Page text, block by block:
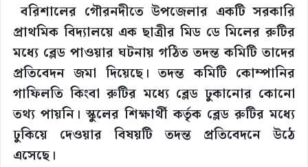
বরিশালের গৌরনদীতে উপজেলার একটি সরকারি
প্রাথমিক বিদ্যালয়ে এক ছাত্রীর মিড ডে মিলের রুটির
মধ্যে ব্লেড পাওয়ার ঘটনায় গঠিত তদন্ত কমিটি তাদের
প্রতিবেদন জমা দিয়েছে। তদন্ত কমিটি কোম্পানির
গাফিলতি কিংবা রুটির মধ্যে ব্লেড ঢুকানোর কোনো
তথ্য পায়নি। স্কুলের শিক্ষার্থী কর্তৃক ব্লেড রুটির মধ্যে
ঢুকিয়ে দেওয়ার বিষয়টি তদন্ত প্রতিবেদনে উঠে
এসেছে।